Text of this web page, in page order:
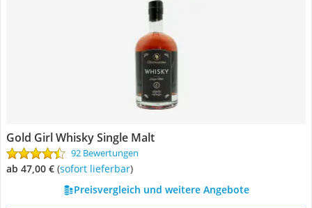
Gold Girl Whisky Single Malt
92 Bewertungen
ab 47,00 € ( Sofort lieferbar)
Preisvergleich und weitere Angebote